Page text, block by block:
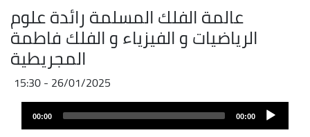
عالمة الفلك المسلمة رائدة علوم
الرياضيات و الفيزياء و الفلك فاطمة
المجريطية
26/01/2025 - 15:30
Fichier
audio
00:00
00:00